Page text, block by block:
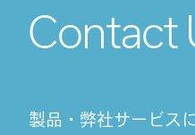
Contact
製品・弊社サービス